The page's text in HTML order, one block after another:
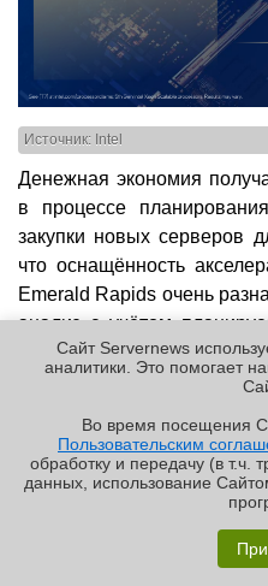
«Графиня»: как Grafana,
Источник: Intel
Денежная экономия
в процессе
закупки новых серверов
что оснащённость
Emerald Rapids очень
анализ с учётом
поскольку иначе
Rapids могут пропасть
Сайт Servernews
аналитики. Это помогает
Во время посещения
Пользовательским
обработку и передачу (в т.ч.
данных, использование